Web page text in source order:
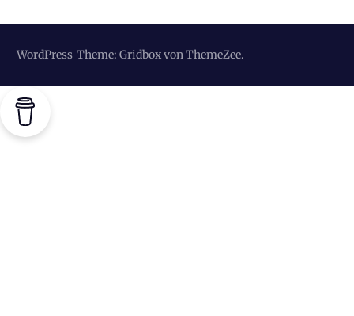
WordPress-Theme: Gridbox von ThemeZee.